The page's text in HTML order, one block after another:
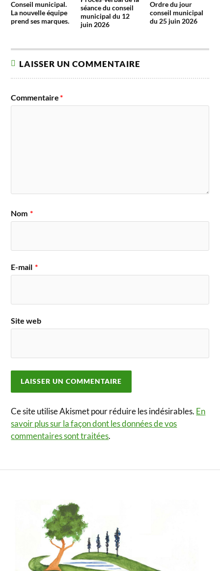
Conseil municipal.
La nouvelle équipe
prend ses marques.
séance du conseil
municipal du 12
juin 2026
Ordre du jour
conseil municipal
du 25 juin 2026
LAISSER UN COMMENTAIRE
Commentaire*
Nom *
E-mail *
Site web
Ce site utilise Akismet pour réduire les indésirables. En
savoir plus sur la façon dont les données de vos
commentaires sont traitées.